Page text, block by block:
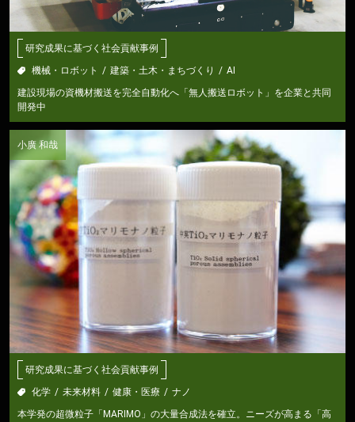
研究成果に基づく社会貢献事例
機械・ロボット
建築・土木・まちづくり
AI
建設現場の資機材搬送を完全自動化へ「無人搬送ロボット」を企業と共同
開発中
小廣 和哉
研究成果に基づく社会貢献事例
化学
未来材料 健康・医療
ナノ
本学発の超微粒子「MARIMO」の大量合成法を確立。ニーズが高まる「高